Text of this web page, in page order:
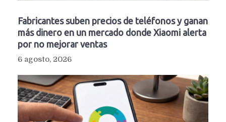
Fabricantes suben precios de teléfonos y ganan
más dinero en un mercado donde Xiaomi alerta
por no mejorar ventas
6 agosto, 2026